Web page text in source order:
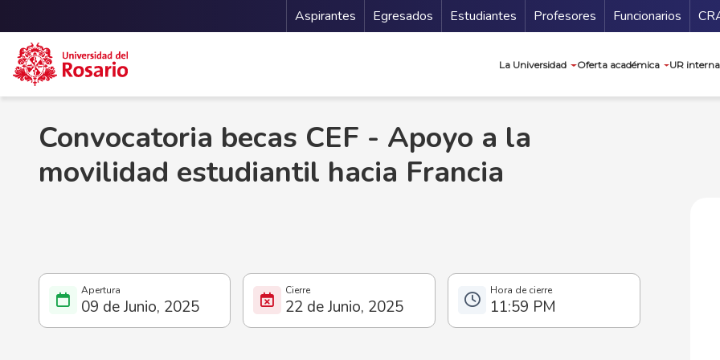
Menu Secundario
Aspirantes Egresados Estudiantes Profesores Funcionarios
La Universidad Oferta académica UR
09 de Junio, 2025 22 de Junio, 2025 11:59 PM
Convocatoria becas CEF - Apoyo a la
movilidad estudiantil hacia Francia